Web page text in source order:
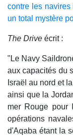
contre les
un total mystère
The Drive écrit :
"Le Navy
aux capacités du
Israël au nord et
ainsi que la
mer Rouge pour
opérations
d'Aqaba étant la